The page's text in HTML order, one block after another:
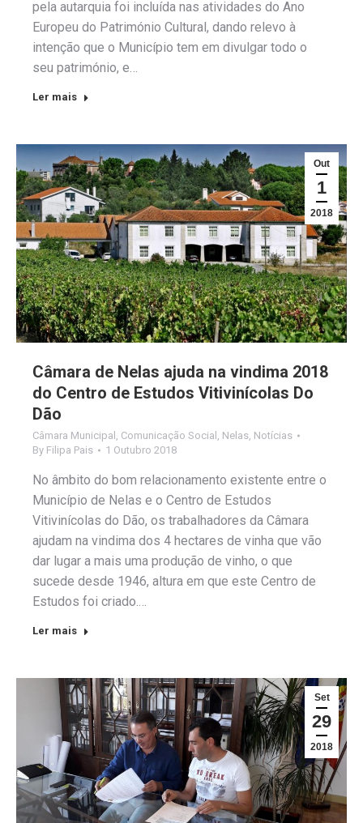
pela autarquia foi incluída nas atividades do Ano
Europeu do Património Cultural, dando relevo à
intenção que o Município tem em divulgar todo o
seu património, e…
Ler mais
Out
1
2018
Câmara de Nelas ajuda na vindima 2018
do Centro de Estudos Vitivinícolas Do
Dão
Câmara Municipal Comunicação Social Nelas Notícias
By Filipa Pais 1 Outubro 2018
No âmbito do bom relacionamento existente entre o
Município de Nelas e o Centro de Estudos
Vitivinícolas do Dão, os trabalhadores da Câmara
ajudam na vindima dos 4 hectares de vinha que vão
dar lugar a mais uma produção de vinho, o que
sucede desde 1946, altura em que este Centro de
Estudos foi criado.…
Ler mais
Set
29
2018